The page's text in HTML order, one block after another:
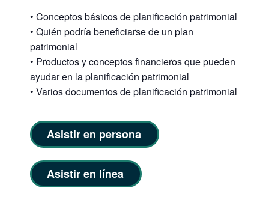
• Conceptos básicos de planificación patrimonial
• Quién podría beneficiarse de un plan
patrimonial
• Productos y conceptos financieros que pueden
ayudar en la planificación patrimonial
• Varios documentos de planificación patrimonial
Asistir en persona
Asistir en línea